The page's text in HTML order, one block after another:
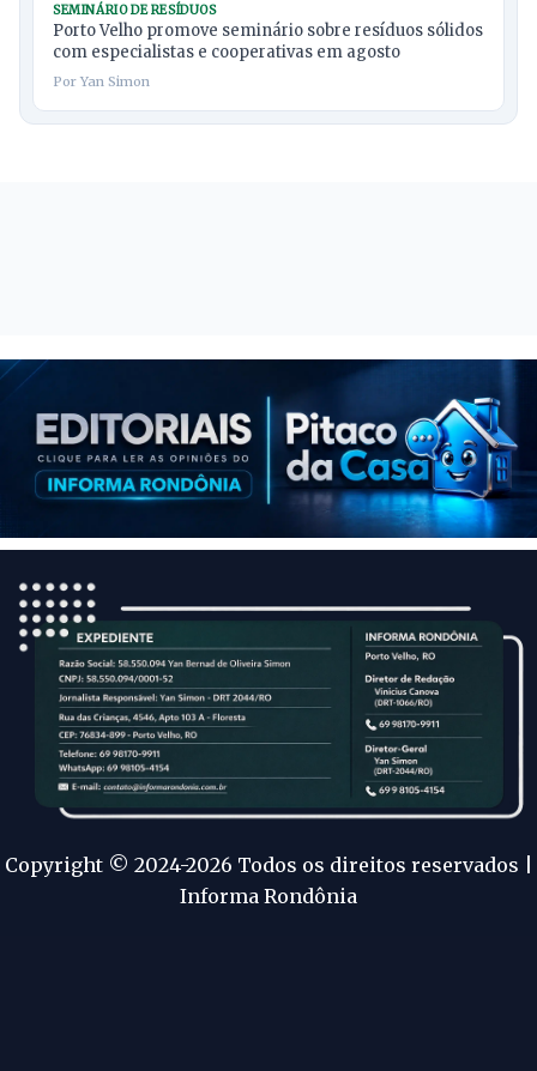
SEMINÁRIO DE RESÍDUOS
Porto Velho promove seminário sobre resíduos sólidos
com especialistas e cooperativas em agosto
Por Yan Simon
Copyright © 2024-2026 Todos os direitos reservados |
Informa Rondônia